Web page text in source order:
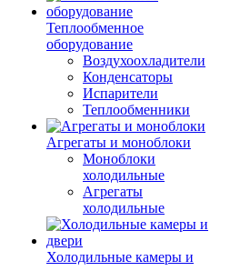
Теплообменное
оборудование
Воздухоохладители
Конденсаторы
Испарители
Теплообменники
Агрегаты и моноблоки
Моноблоки
холодильные
Агрегаты
холодильные
Холодильные камеры и